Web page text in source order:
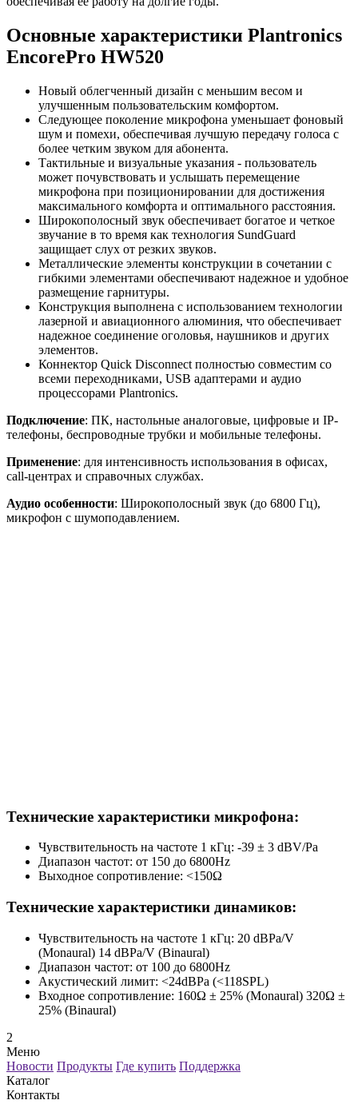
Основные характеристики Plantronics
EncorePro HW520
Новый облегченный дизайн с меньшим весом и
улучшенным пользовательским комфортом.
Следующее поколение микрофона уменьшает фоновый
шум и помехи, обеспечивая лучшую передачу голоса с
более четким звуком для абонента.
Тактильные и визуальные указания - пользователь
может почувствовать и услышать перемещение
микрофона при позиционировании для достижения
максимального комфорта и оптимального расстояния.
Широкополосный звук обеспечивает богатое и четкое
звучание в то время как технология SundGuard
защищает слух от резких звуков.
Металлические элементы конструкции в сочетании с
гибкими элементами обеспечивают надежное и удобное
размещение гарнитуры.
Конструкция выполнена с использованием технологии
лазерной и авиационного алюминия, что обеспечивает
надежное соединение оголовья, наушников и других
элементов.
Коннектор Quick Disconnect полностью совместим со
всеми переходниками, USB адаптерами и аудио
процессорами Plantronics.
Подключение: ПК, настольные аналоговые, цифровые и IP-
телефоны, беспроводные трубки и мобильные телефоны.
Применение: для интенсивность использования в офисах,
call-центрах и справочных службах.
Аудио особенности: Широкополосный звук (до 6800 Гц),
микрофон с шумоподавлением.
Технические характеристики микрофона:
Чувствительность на частоте 1 кГц: -39 ± 3 dBV/Pa
Диапазон частот: от 150 до 6800Hz
Выходное сопротивление: <150Ω
Технические характеристики динамиков:
Чувствительность на частоте 1 кГц: 20 dBPa/V
(Monaural) 14 dBPa/V (Binaural)
Диапазон частот: от 100 до 6800Hz
Акустический лимит: <24dBPa (<118SPL)
Входное сопротивление: 160Ω ± 25% (Monaural) 320Ω ±
25% (Binaural)
2
Меню
Новости Продукты Где купить Поддержка
Каталог
Контакты